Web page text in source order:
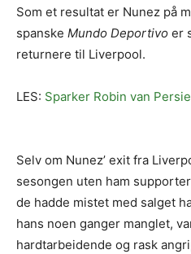
Som et resultat er Nunez på
spanske Mundo Deportivo er
returnere til Liverpool.
LES: Sparker Robin van
Selv om Nunez’ exit fra
sesongen uten ham
de hadde mistet med salget
hans noen ganger manglet,
hardtarbeidende og rask